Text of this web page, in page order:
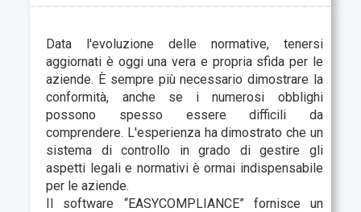
Data l'evoluzione delle normative, tenersi
aggiornati è oggi una vera e propria sfida per le
aziende. È sempre più necessario dimostrare la
conformità, anche se i numerosi obblighi
possono spesso essere difficili da
comprendere. L'esperienza ha dimostrato che un
sistema di controllo in grado di gestire gli
aspetti legali e normativi è ormai indispensabile
per le aziende.
Il software “EASYCOMPLIANCE” fornisce un